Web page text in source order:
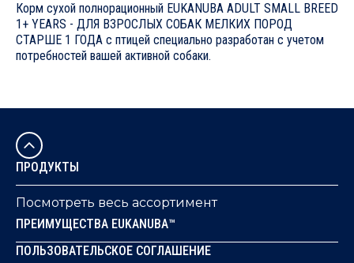
Корм сухой полнорационный EUKANUBA ADULT SMALL BREED
1+ YEARS - ДЛЯ ВЗРОСЛЫХ СОБАК МЕЛКИХ ПОРОД
СТАРШЕ 1 ГОДА с птицей специально разработан с учетом
потребностей вашей активной собаки.
1. ЖИВОТНЫЙ БЕЛОК - ИНГРЕДИЕНТ №1
2. КОМПЛЕКС ACTIV ADVANTAGE
Высококачественные животные белки в сочетании с
Интеллект
Омега-3 (докозагексаеновая кислота) и антиоксиданты
ПРОДУКТЫ
Посмотреть весь ассортимент
ПРЕИМУЩЕСТВА EUKANUBA™
ПОЛЬЗОВАТЕЛЬСКОЕ СОГЛАШЕНИЕ